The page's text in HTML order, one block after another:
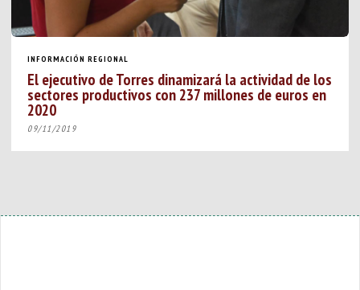
INFORMACIÓN REGIONAL
El ejecutivo de Torres dinamizará la actividad de los
sectores productivos con 237 millones de euros en
2020
09/11/2019